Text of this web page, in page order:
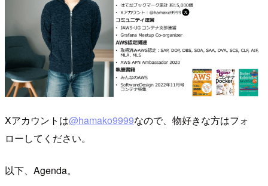
Xアカウントは@hamako9999なので、物好きな方はフォ
ローしてください。
以下、Agenda。